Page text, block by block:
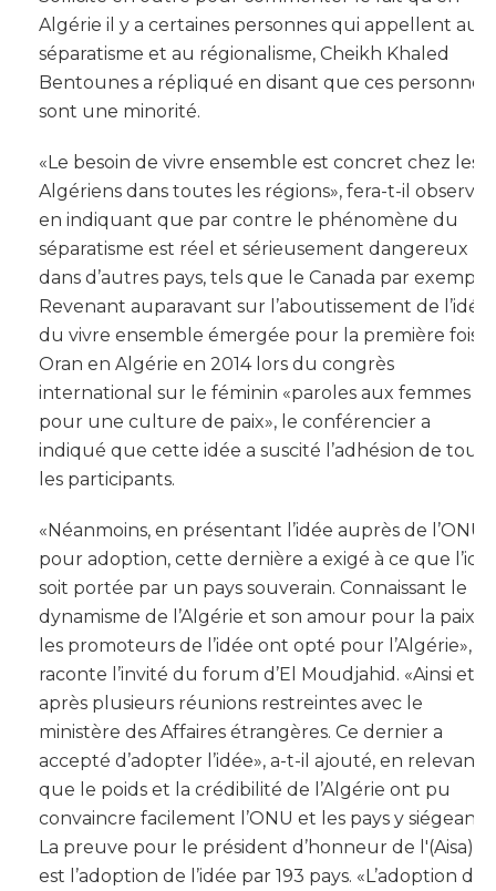
Algérie il y a certaines personnes qui appellent au
séparatisme et au régionalisme, Cheikh Khaled
Bentounes a répliqué en disant que ces personnes
sont une minorité.
«Le besoin de vivre ensemble est concret chez les
Algériens dans toutes les régions», fera-t-il observer,
en indiquant que par contre le phénomène du
séparatisme est réel et sérieusement dangereux
dans d’autres pays, tels que le Canada par exemple.
Revenant auparavant sur l’aboutissement de l’idée
du vivre ensemble émergée pour la première fois à
Oran en Algérie en 2014 lors du congrès
international sur le féminin «paroles aux femmes :
pour une culture de paix», le conférencier a
indiqué que cette idée a suscité l’adhésion de tous
les participants.
«Néanmoins, en présentant l’idée auprès de l’ONU
pour adoption, cette dernière a exigé à ce que
soit portée par un pays souverain. Connaissant le
dynamisme de l’Algérie et son amour pour la paix,
les promoteurs de l’idée ont opté pour l’Algérie»,
raconte l’invité du forum d’El Moudjahid. «Ainsi et
après plusieurs réunions restreintes avec le
ministère des Affaires étrangères. Ce dernier a
accepté d’adopter l’idée», a-t-il ajouté, en relevant
que le poids et la crédibilité de l’Algérie ont pu
convaincre facilement l’ONU et les pays y siégeant.
La preuve pour le président d’honneur de l'(Aisa)
est l’adoption de l’idée par 193 pays. «L’adoption de